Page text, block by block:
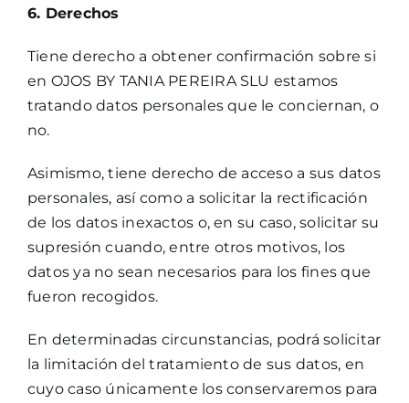
6. Derechos
Tiene derecho a obtener confirmación sobre si
en OJOS BY TANIA PEREIRA SLU estamos
tratando datos personales que le conciernan, o
no.
Asimismo, tiene derecho de acceso a sus datos
personales, así como a solicitar la rectificación
de los datos inexactos o, en su caso, solicitar su
supresión cuando, entre otros motivos, los
datos ya no sean necesarios para los fines que
fueron recogidos.
En determinadas circunstancias, podrá solicitar
la limitación del tratamiento de sus datos, en
cuyo caso únicamente los conservaremos para